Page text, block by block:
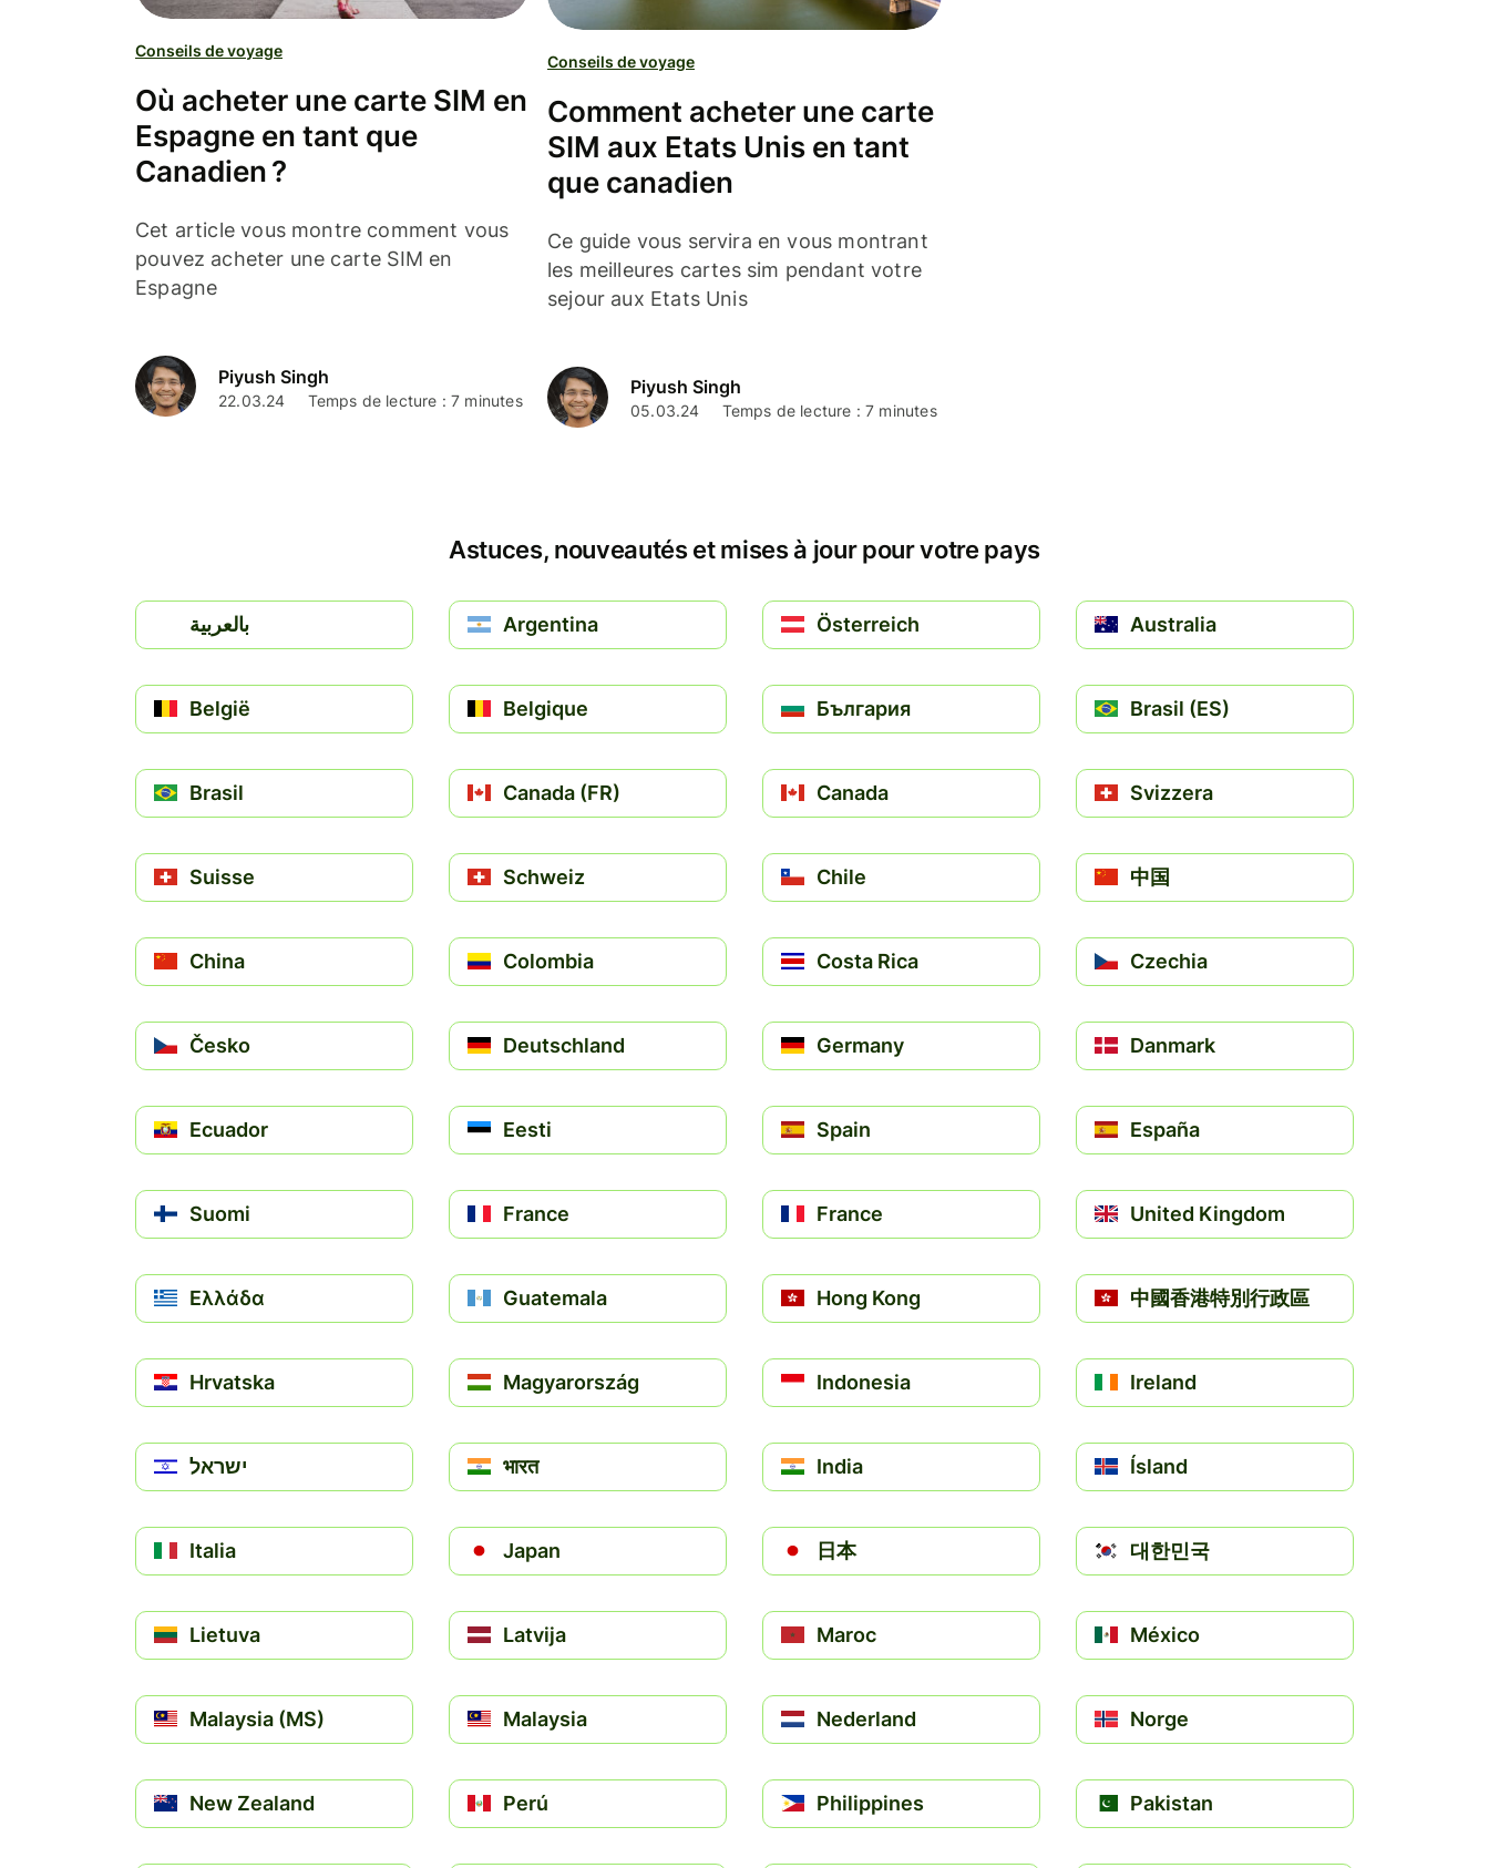
Conseils de voyage
Où acheter une carte SIM en
Espagne en tant que
Canadien ?
Cet article vous montre comment vous
pouvez acheter une carte SIM en
Espagne
Piyush Singh
22.03.24 Temps de lecture : 7 minutes
Conseils de voyage
Comment acheter une carte
SIM aux Etats Unis en tant
que canadien
Ce guide vous servira en vous montrant
les meilleures cartes sim pendant votre
sejour aux Etats Unis
Piyush Singh
05.03.24 Temps de lecture : 7 minutes
Astuces, nouveautés et mises à jour pour votre pays
بالعربية Argentina Österreich Australia
België Belgique България Brasil (ES)
Brasil Canada (FR) Canada Svizzera
Suisse Schweiz Chile 中国
China Colombia Costa Rica Czechia
Česko Deutschland Germany Danmark
Ecuador Eesti Spain España
Suomi France France United Kingdom
Ελλάδα Guatemala Hong Kong 中國香港特別行政區
Hrvatska Magyarország Indonesia Ireland
ישראל भारत India Ísland
Italia Japan 日本 대한민국
Lietuva Latvija Maroc México
Malaysia (MS) Malaysia Nederland Norge
New Zealand Perú Philippines Pakistan